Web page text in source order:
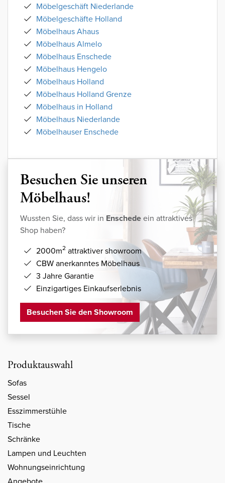
Produktauswahl
Sofas
Sessel
Esszimmerstühle
Tische
Schränke
Lampen und Leuchten
Wohnungseinrichtung
Möbelgeschäft Niederlande
Möbelgeschäfte Holland
Möbelhaus Ahaus
Möbelhaus Almelo
Möbelhaus Enschede
Möbelhaus Hengelo
Möbelhaus Holland
Möbelhaus Holland Grenze
Möbelhaus in Holland
Möbelhaus Niederlande
Möbelhauser Enschede
Besuchen Sie unseren
Möbelhaus!
Wussten Sie, dass wir in Enschedeein attraktives
Shop haben?
2000m2 attraktiver showroom
CBW anerkanntes Möbelhaus
3 Jahre Garantie
Einzigartiges Einkaufserlebnis
Besuchen Sie den Showroom